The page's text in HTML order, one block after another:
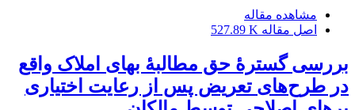
مشاهده مقاله
اصل مقاله 527.89 K
بررسی گسترۀ حق مطالبۀ بهای املاک واقع
در طرح‌های تعریض پس از رعایت اختیاری